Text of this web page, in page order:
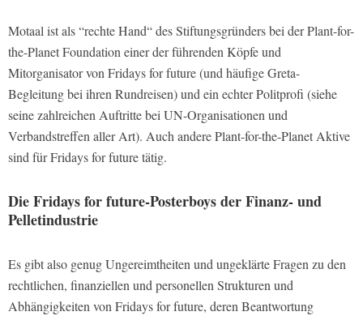
Motaal ist als “rechte Hand“ des Stiftungsgründers bei der Plant-for-
the-Planet Foundation einer der führenden Köpfe und
Mitorganisator von Fridays for future (und häufige Greta-
Begleitung bei ihren Rundreisen) und ein echter Politprofi (siehe
seine zahlreichen Auftritte bei UN-Organisationen und
Verbandstreffen aller Art). Auch andere Plant-for-the-Planet Aktive
sind für Fridays for future tätig.
Die Fridays for future-Posterboys der Finanz- und
Pelletindustrie
Es gibt also genug Ungereimtheiten und ungeklärte Fragen zu den
rechtlichen, finanziellen und personellen Strukturen und
Abhängigkeiten von Fridays for future, deren Beantwortung